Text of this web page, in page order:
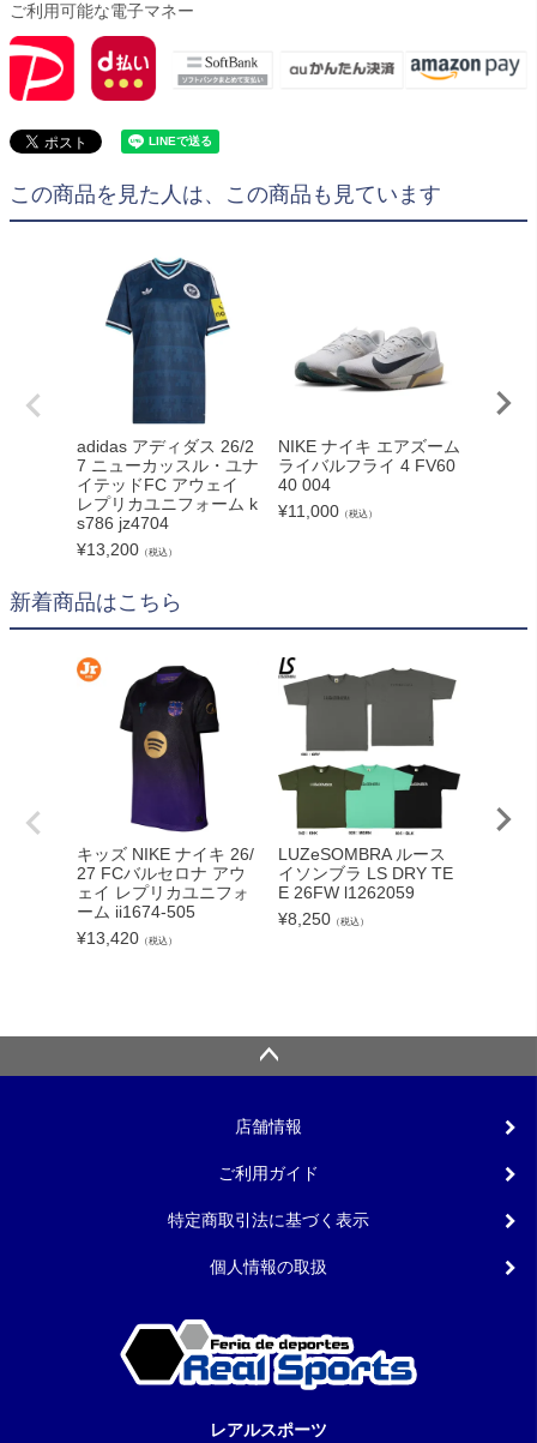
ご利用可能な電子マネー
この商品を見た人は、この商品も見ています
adidas アディダス 26/2
7 ニューカッスル・ユナ
イテッドFC アウェイ
レプリカユニフォーム k
s786 jz4704
¥13,200 （税込）
NIKE ナイキ エアズーム
ライバルフライ 4 FV60
40 004
¥11,000 （税込）
新着商品はこちら
キッズ NIKE ナイキ 26/
27 FCバルセロナ アウ
ェイ レプリカユニフォ
ーム ii1674-505
¥13,420 （税込）
LUZeSOMBRA ルース
イソンブラ LS DRY TE
E 26FW l1262059
¥8,250 （税込）
店舗情報
ご利用ガイド
特定商取引法に基づく表示
個人情報の取扱
レアルスポーツ